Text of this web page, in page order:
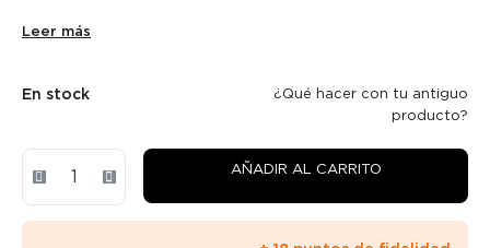
Leer más
En stock
¿Qué hacer con tu antiguo
producto?
AÑADIR AL CARRITO